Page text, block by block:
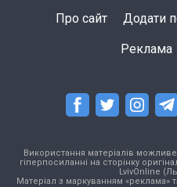
Про сайт Додати
Реклама
Використання матеріалів
гіперпосиланні на сторінку
LvivOnline
Матеріал з маркуванням «реклама»